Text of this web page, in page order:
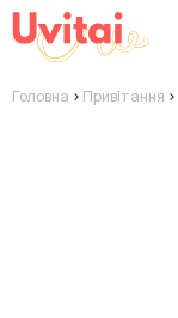
Головна > Привітання >